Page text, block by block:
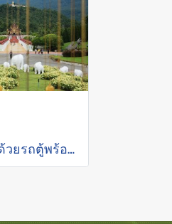
เที่ยวเชียงใหม่ด้วยรถตู้พร้อมคนขับ "อุทยานแห่งชาติ-สวนดอกไม้"